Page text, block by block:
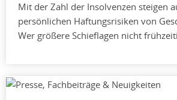
Mit der Zahl der Insolvenzen steigen
persönlichen Haftungsrisiken von
Wer größere Schieflagen nicht